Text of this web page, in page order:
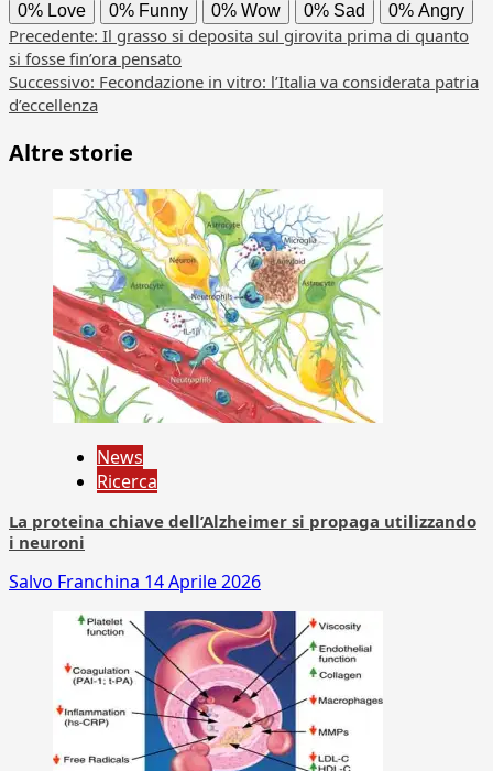
0% Love 0% Funny 0% Wow 0% Sad 0% Angry
Navigazione
articolo
Precedente: Il grasso si deposita sul girovita prima di quanto
si fosse fin’ora pensato
Successivo: Fecondazione in vitro: l’Italia va considerata patria
d’eccellenza
Altre storie
News
Ricerca
La proteina chiave dell’Alzheimer si propaga utilizzando
i neuroni
Salvo Franchina 14 Aprile 2026